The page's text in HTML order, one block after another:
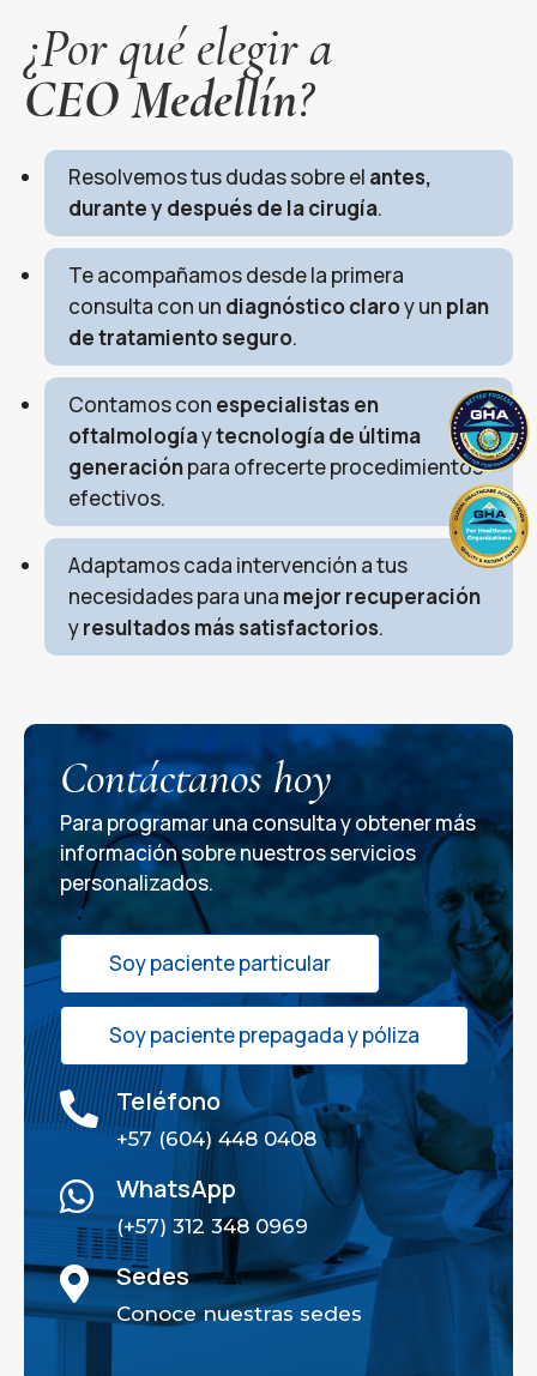
¿Por qué elegir a
CEO Medellín?
Resolvemos tus dudas sobre el antes,
durante y después de la cirugía.
Te acompañamos desde la primera
consulta con un diagnóstico claroy un plan
de tratamiento seguro.
Contamos con especialistas en
oftalmologíaytecnología de última
generaciónpara ofrecerte procedimientos
efectivos.
Adaptamos cada intervención a tus
necesidades para una mejor recuperación
yresultados más satisfactorios.
Contáctanos hoy
Para programar una consulta y obtener más
información sobre nuestros servicios
personalizados.
Soy paciente particular
Soy paciente prepagada y póliza
 Teléfono
+57 (604) 448 0408
 WhatsApp
(+57) 312 348 0969
 Sedes
Conoce nuestras sedes